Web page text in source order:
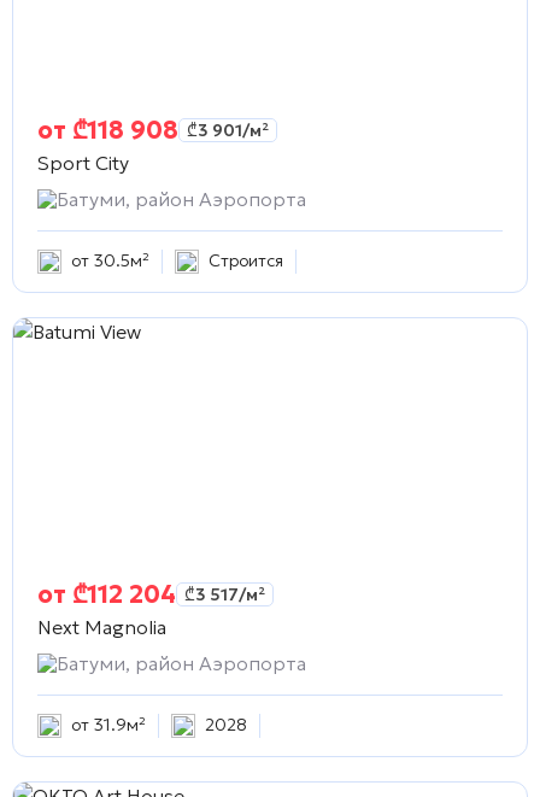
от ₾118 908 ₾3 901/м²
Sport City
Батуми, район Аэропорта
от 30.5м² Строится
от ₾112 204 ₾3 517/м²
Next Magnolia
Батуми, район Аэропорта
от 31.9м² 2028